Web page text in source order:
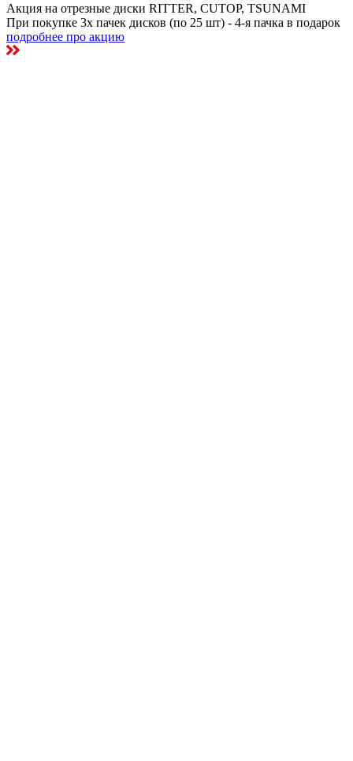
Акция на отрезные диски RITTER, CUTOP, TSUNAMI
При покупке 3х пачек дисков (по 25 шт) - 4-я пачка в подарок
подробнее про акцию